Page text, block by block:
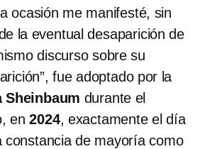
ocasión me manifesté, sin
la eventual desaparición de
discurso sobre su
fue adoptado por la
Sheinbaum durante el
en2024, exactamente el día
constancia de mayoría como